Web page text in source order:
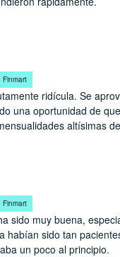
ridícula. Se
una oportunidad de
altísimas
Finmart
sido muy buena,
habían sido tan
un poco al principio.
Finmart